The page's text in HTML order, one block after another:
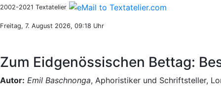
2002-2021 Textatelier
Freitag, 7. August 2026, 09:18 Uhr
Zum Eidgenössischen Bettag:
Autor: Emil Baschnonga, Aphoristiker und Schriftsteller,